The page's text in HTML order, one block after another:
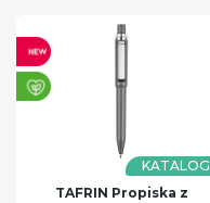
KATALOG
TAFRIN Propiska z